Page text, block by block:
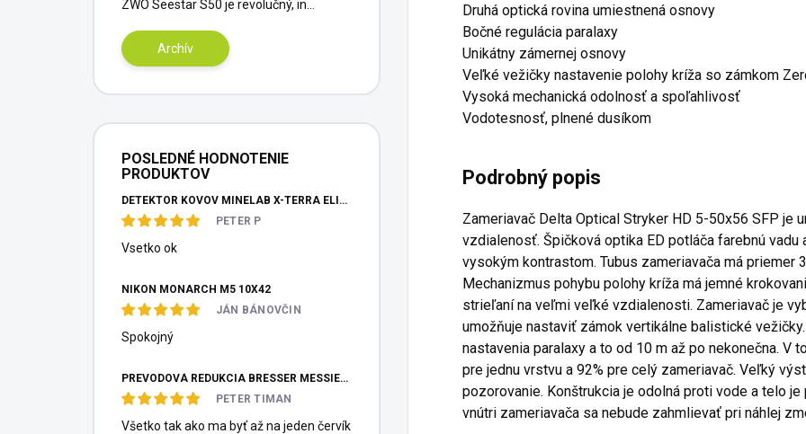
ZWO Seestar S50 je revolučný, in...
Archív
POSLEDNÉ HODNOTENIE
PRODUKTOV
DETEKTOR KOVOV MINELAB X-TERRA ELITE PINPOITER SET
PETER P
Vsetko ok
NIKON MONARCH M5 10X42
JÁN BÁNOVČIN
Spokojný
PREVODOVÁ REDUKCIA BRESSER MESSIER HEXAFOC 1:10
PETER TIMAN
Všetko tak ako ma byť až na jeden červík
Druhá optická rovina umiestnená osnovy
Bočné regulácia paralaxy
Unikátny zámernej osnovy
Veľké vežičky nastavenie polohy kríža so zámkom
Vysoká mechanická odolnosť a spoľahlivosť
Vodotesnosť, plnené dusíkom
Podrobný popis
Zameriavač Delta Optical Stryker HD 5-50x56 SFP je
vzdialenosť. Špičková optika ED potláča farebnú
vysokým kontrastom. Tubus zameriavača má priemer
Mechanizmus pohybu polohy kríža má jemné
strieľaní na veľmi veľké vzdialenosti. Zameriavač je
umožňuje nastaviť zámok vertikálne balistické
nastavenia paralaxy a to od 10 m až po nekonečna. V
pre jednu vrstvu a 92% pre celý zameriavač. Veľký
pozorovanie. Konštrukcia je odolná proti vode a telo
vnútri zameriavača sa nebude zahmlievať pri náhlej